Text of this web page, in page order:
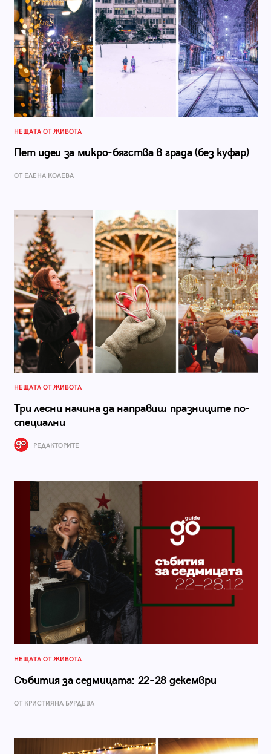
НЕЩАТА ОТ ЖИВОТА
Пет идеи за микро-бягства в града (без куфар)
ОТ ЕЛЕНА КОЛЕВА
НЕЩАТА ОТ ЖИВОТА
Три лесни начина да направиш празниците по-
специални
РЕДАКТОРИТЕ
НЕЩАТА ОТ ЖИВОТА
Събития за седмицата: 22–28 декември
ОТ КРИСТИЯНА БУРДЕВА